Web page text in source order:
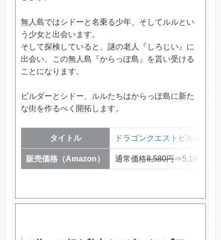
無人島ではシドーと名乗る少年、そしてルルとい
う少女と出会います。
そして探検していると、謎の老人『しろじい』に
出会い、この無人島『からっぽ島』を貰い受ける
ことになります。
ビルダーとシドー、ルルたちはからっぽ島に新た
な街を作るべく開拓します。
タイトル ドラゴンクエストビルダーズ
販売価格（Amazon） 通常価格8,580円⇒5,199円（